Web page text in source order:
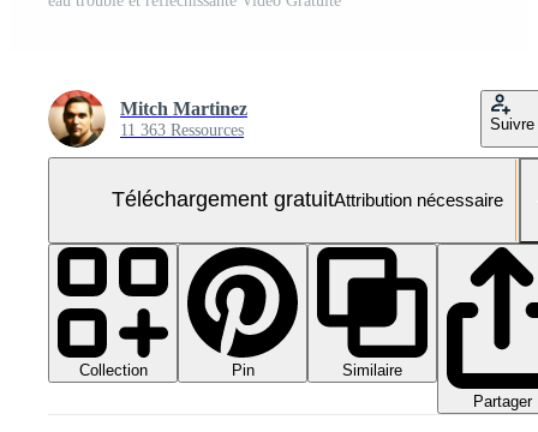
Mitch Martinez
11 363 Ressources Suivre
Téléchargement gratuitAttribution nécessaire
Collection Pin
Similaire
Partager